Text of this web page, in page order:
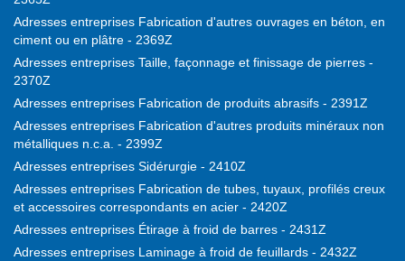
Adresses entreprises Fabrication d'autres ouvrages en béton, en
ciment ou en plâtre - 2369Z
Adresses entreprises Taille, façonnage et finissage de pierres -
2370Z
Adresses entreprises Fabrication de produits abrasifs - 2391Z
Adresses entreprises Fabrication d'autres produits minéraux non
métalliques n.c.a. - 2399Z
Adresses entreprises Sidérurgie - 2410Z
Adresses entreprises Fabrication de tubes, tuyaux, profilés creux
et accessoires correspondants en acier - 2420Z
Adresses entreprises Étirage à froid de barres - 2431Z
Adresses entreprises Laminage à froid de feuillards - 2432Z